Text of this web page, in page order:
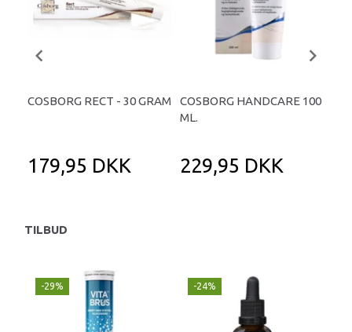
COSBORG RECT - 30 GRAM
179,95 DKK
COSBORG HANDCARE 100
ML.
229,95 DKK
TILBUD
-29% -24%